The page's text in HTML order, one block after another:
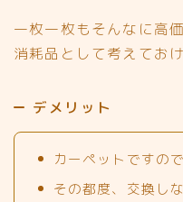
一枚一枚もそんなに高
消耗品として考えてお
デメリット
カーペットですの
その都度、交換し